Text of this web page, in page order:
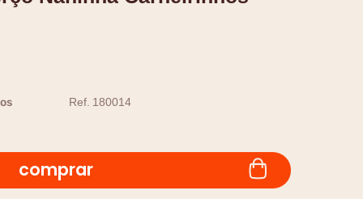
Ref. 180014
comprar